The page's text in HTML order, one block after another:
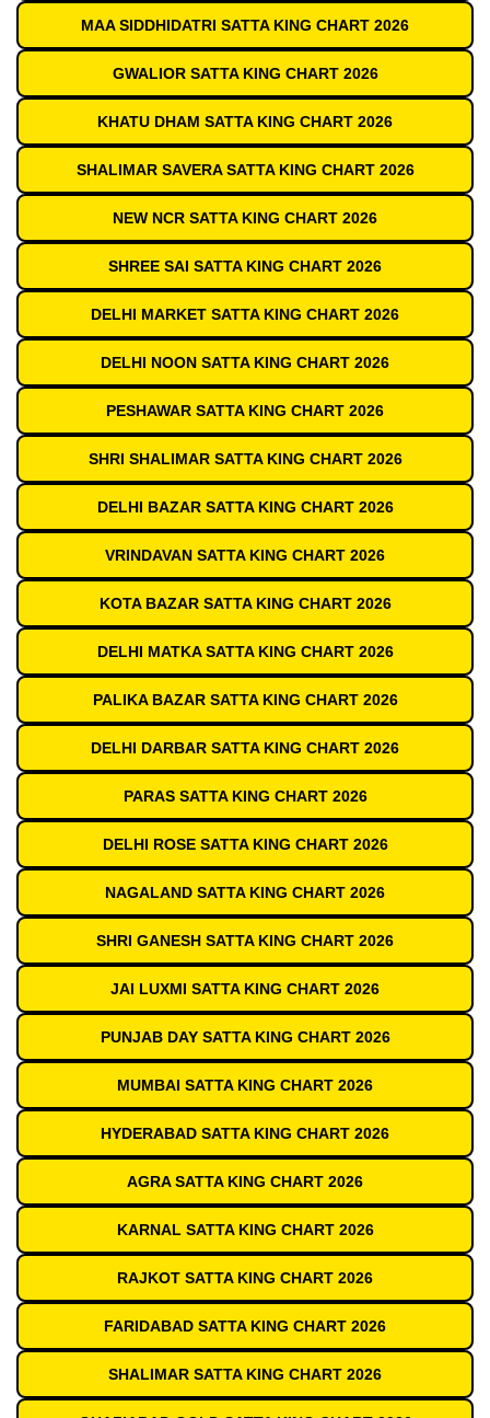
MAA SIDDHIDATRI SATTA KING CHART 2026
GWALIOR SATTA KING CHART 2026
KHATU DHAM SATTA KING CHART 2026
SHALIMAR SAVERA SATTA KING CHART 2026
NEW NCR SATTA KING CHART 2026
SHREE SAI SATTA KING CHART 2026
DELHI MARKET SATTA KING CHART 2026
DELHI NOON SATTA KING CHART 2026
PESHAWAR SATTA KING CHART 2026
SHRI SHALIMAR SATTA KING CHART 2026
DELHI BAZAR SATTA KING CHART 2026
VRINDAVAN SATTA KING CHART 2026
KOTA BAZAR SATTA KING CHART 2026
DELHI MATKA SATTA KING CHART 2026
PALIKA BAZAR SATTA KING CHART 2026
DELHI DARBAR SATTA KING CHART 2026
PARAS SATTA KING CHART 2026
DELHI ROSE SATTA KING CHART 2026
NAGALAND SATTA KING CHART 2026
SHRI GANESH SATTA KING CHART 2026
JAI LUXMI SATTA KING CHART 2026
PUNJAB DAY SATTA KING CHART 2026
MUMBAI SATTA KING CHART 2026
HYDERABAD SATTA KING CHART 2026
AGRA SATTA KING CHART 2026
KARNAL SATTA KING CHART 2026
RAJKOT SATTA KING CHART 2026
FARIDABAD SATTA KING CHART 2026
SHALIMAR SATTA KING CHART 2026